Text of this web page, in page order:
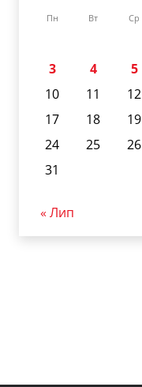
Пн Вт Ср
3
4 5
10
11 12
17
18 19
24
25 26
31
« Лип